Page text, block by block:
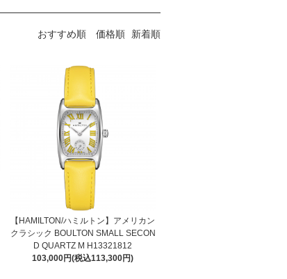
おすすめ順 価格順 新着順
【HAMILTON/ハミルトン】アメリカン
クラシック BOULTON SMALL SECON
D QUARTZ M H13321812
103,000円(税込113,300円)